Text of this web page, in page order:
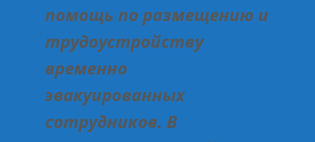
помощь по размещению и
трудоустройству
временно
эвакуированных
сотрудников. В